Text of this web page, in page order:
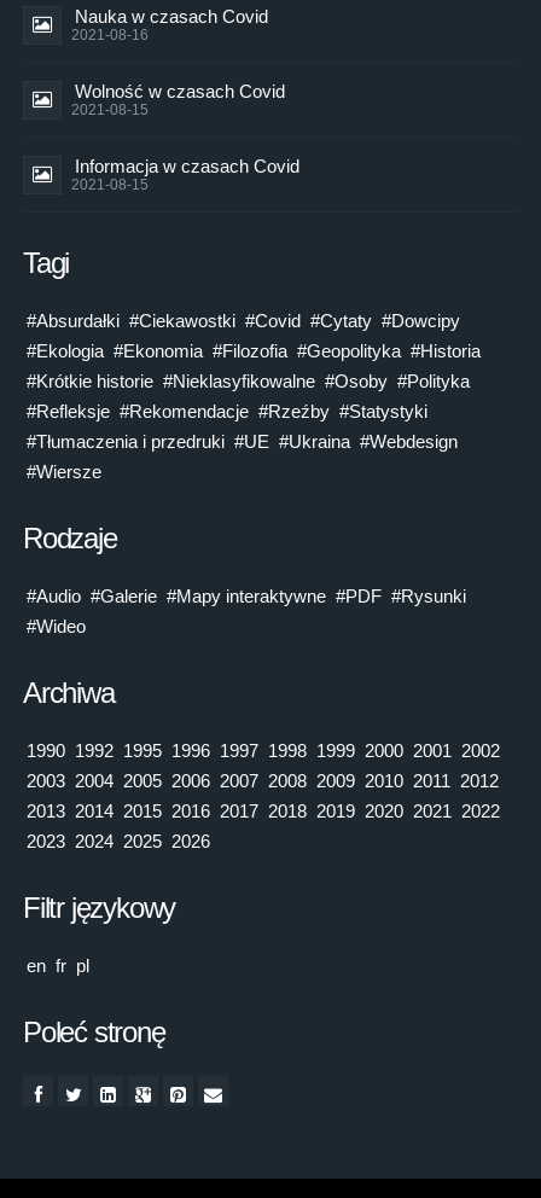
Nauka w czasach Covid
2021-08-16
Wolność w czasach Covid
2021-08-15
Informacja w czasach Covid
2021-08-15
Tagi
#Absurdałki #Ciekawostki #Covid #Cytaty #Dowcipy
#Ekologia #Ekonomia #Filozofia #Geopolityka #Historia
#Krótkie historie #Nieklasyfikowalne #Osoby #Polityka
#Refleksje #Rekomendacje #Rzeźby #Statystyki
#Tłumaczenia i przedruki #UE #Ukraina #Webdesign
#Wiersze
Rodzaje
#Audio #Galerie #Mapy interaktywne #PDF #Rysunki
#Wideo
Archiwa
1990 1992 1995 1996 1997 1998 1999 2000 2001 2002
2003 2004 2005 2006 2007 2008 2009 2010 2011 2012
2013 2014 2015 2016 2017 2018 2019 2020 2021 2022
2023 2024 2025 2026
Filtr językowy
en fr pl
Poleć stronę